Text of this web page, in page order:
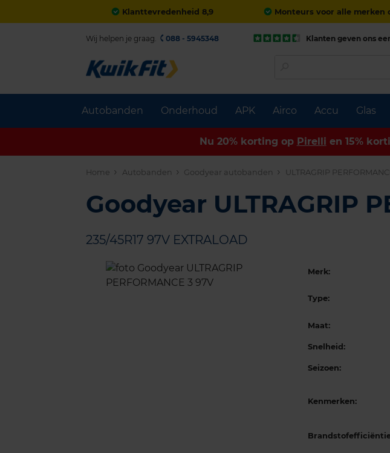
Klanttevredenheid 8,9 Monteurs voor alle merken
Autobanden Onderhoud APK Airco Accu Glas
Wij helpen je graag. 088 - 5945348 Klanten geven ons
Nu 20% korting op Pirelli en 15%
Home Autobanden Goodyear autobanden ULTRAGRIP
Goodyear ULTRAGRIP
235/45R17 97V EXTRALOAD
Merk:
Type:
Maat:
Snelheid:
Seizoen:
Kenmerken: